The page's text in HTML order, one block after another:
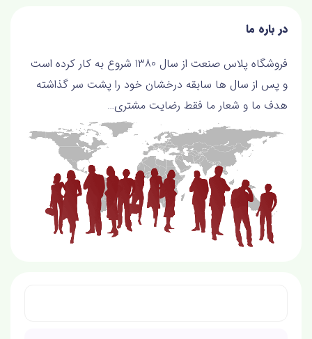
در باره ما
فروشگاه پلاس صنعت از سال 1380 شروع به کار کرده است
و پس از سال ها سابقه درخشان خود را پشت سر گذاشته
هدف ما و شعار ما فقط رضايت مشتري…